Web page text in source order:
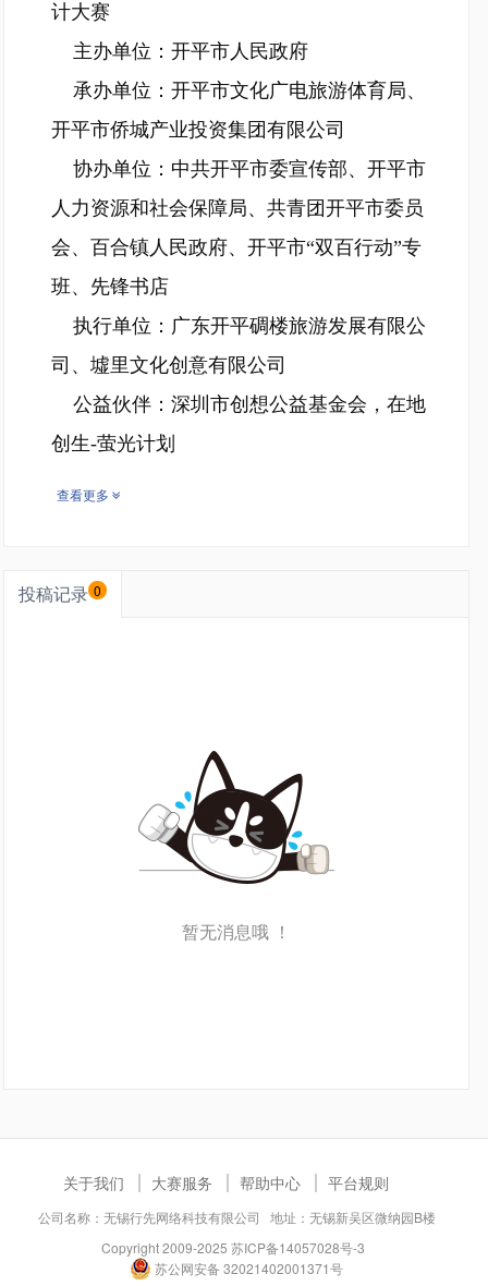
计大赛
主办单位：开平市人民政府
承办单位：开平市文化广电旅游体育局、
开平市侨城产业投资集团有限公司
协办单位：中共开平市委宣传部、开平市
人力资源和社会保障局、共青团开平市委员
会、百合镇人民政府、开平市“双百行动”专
班、先锋书店
执行单位：广东开平碉楼旅游发展有限公
司、墟里文化创意有限公司
公益伙伴：深圳市创想公益基金会，在地
创生-萤光计划
查看更多
投稿记录 0
暂无消息哦 ！
关于我们 大赛服务 帮助中心 平台规则
公司名称：无锡行先网络科技有限公司 地址：无锡新吴区微纳园B楼
Copyright 2009-2025 苏ICP备14057028号-3
苏公网安备 32021402001371号